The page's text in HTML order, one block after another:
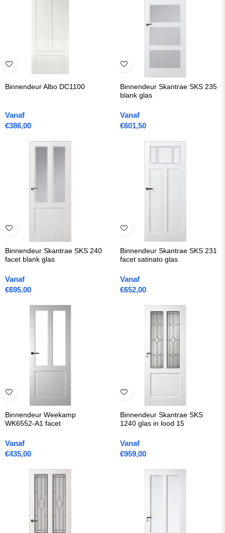
Binnendeur Albo DC1100
Vanaf
€386,00
Binnendeur Skantrae SKS 235
blank glas
Vanaf
€601,50
Binnendeur Skantrae SKS 240
facet blank glas
Vanaf
€695,00
Binnendeur Skantrae SKS 231
facet satinato glas
Vanaf
€652,00
Binnendeur Weekamp
WK6552-A1 facet
Vanaf
€435,00
Binnendeur Skantrae SKS
1240 glas in lood 15
Vanaf
€959,00